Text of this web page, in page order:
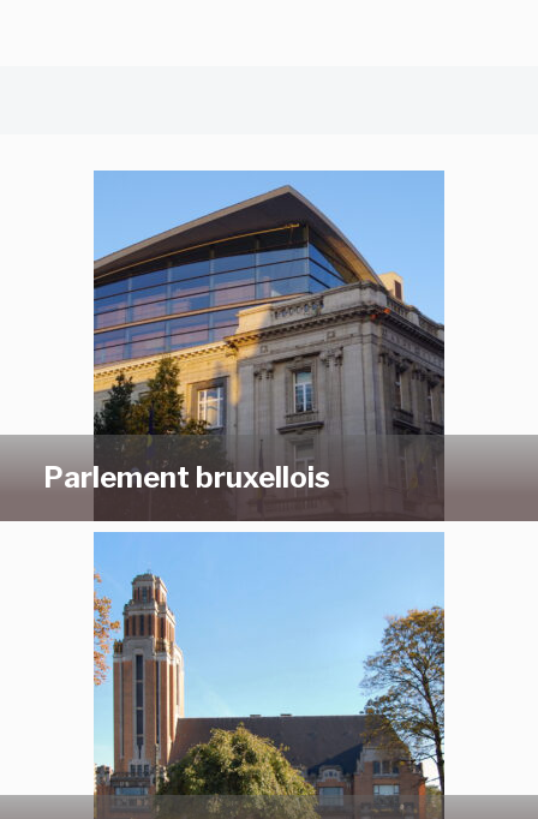
Parlement bruxellois